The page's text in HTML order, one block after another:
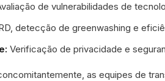
de vulnerabilidades de
detecção de greenwashing e
Verificação de privacidade e
as equipes de